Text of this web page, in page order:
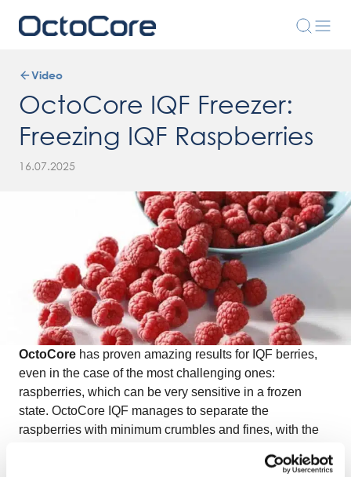
Video
OctoCore IQF Freezer:
Freezing IQF Raspberries
16.07.2025
OctoCore has proven amazing results for IQF berries,
even in the case of the most challenging ones:
raspberries, which can be very sensitive in a frozen
state. OctoCore IQF manages to separate the
raspberries with minimum crumbles and fines, with the
aerodynamics, and gentle bedplate movements.